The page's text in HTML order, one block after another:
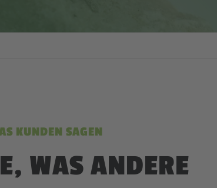
KUNDEN SAGEN
WAS ANDERE